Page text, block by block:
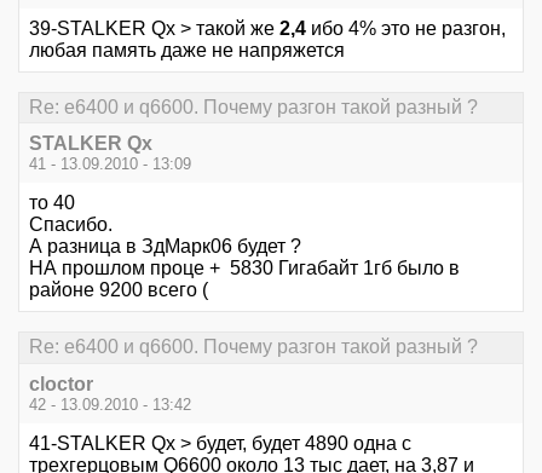
39-STALKER Qx > такой же 2,4 ибо 4% это не разгон,
любая память даже не напряжется
Re: е6400 и q6600. Почему разгон такой разный ?
STALKER Qx
41 - 13.09.2010 - 13:09
то 40
Спасибо.
А разница в ЗдМарк06 будет ?
НА прошлом проце + 5830 Гигабайт 1гб было в
районе 9200 всего (
Re: е6400 и q6600. Почему разгон такой разный ?
cloctor
42 - 13.09.2010 - 13:42
41-STALKER Qx > будет, будет 4890 одна с
трехгерцовым Q6600 около 13 тыс дает, на 3,87 и